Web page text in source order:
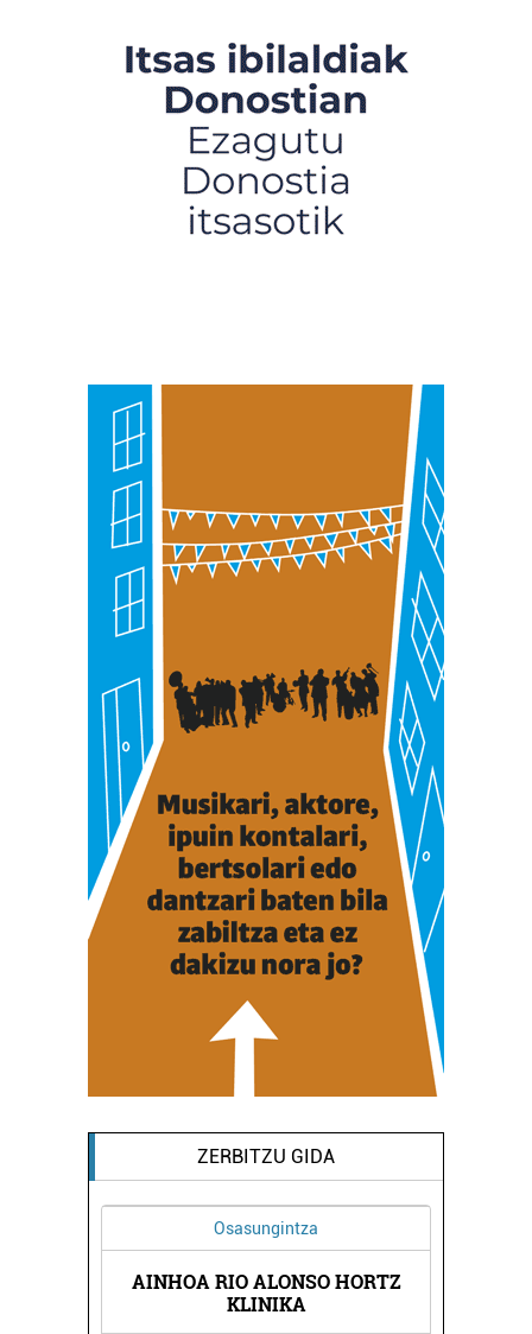
ZERBITZU GIDA
Osasungintza
AINHOA RIO ALONSO HORTZ
KLINIKA